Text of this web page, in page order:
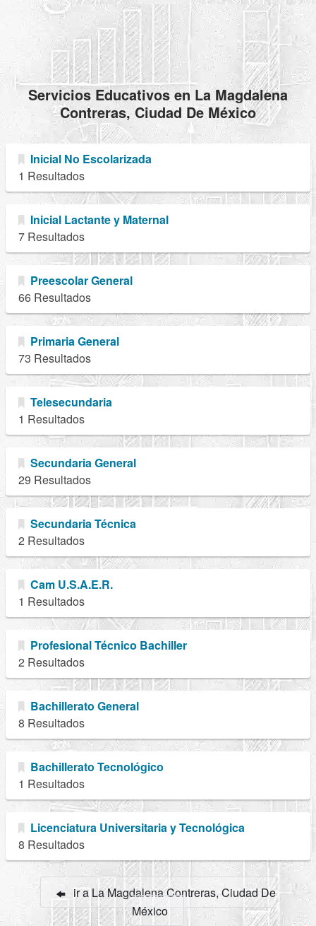
Servicios Educativos en La Magdalena
Contreras, Ciudad De México
Inicial No Escolarizada
1 Resultados
Inicial Lactante y Maternal
7 Resultados
Preescolar General
66 Resultados
Primaria General
73 Resultados
Telesecundaria
1 Resultados
Secundaria General
29 Resultados
Secundaria Técnica
2 Resultados
Cam U.S.A.E.R.
1 Resultados
Profesional Técnico Bachiller
2 Resultados
Bachillerato General
8 Resultados
Bachillerato Tecnológico
1 Resultados
Licenciatura Universitaria y Tecnológica
8 Resultados
ir a La Magdalena Contreras, Ciudad De
México